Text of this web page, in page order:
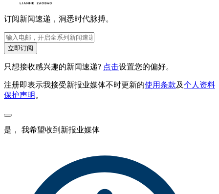
订阅新闻速递，洞悉时代脉搏。
立即订阅
只想接收感兴趣的新闻速递? 点击设置您的偏好。
注册即表示我接受新报业媒体不时更新的使用条款及个人资料
保护声明 。
是， 我希望收到新报业媒体